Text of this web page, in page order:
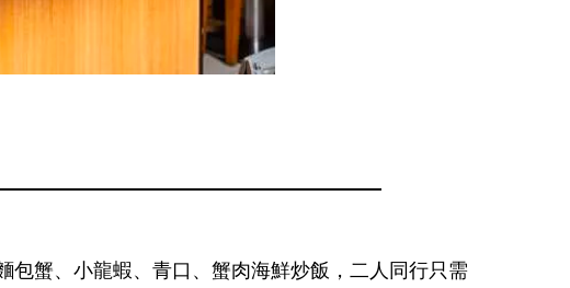
蟹、小龍蝦、青口、蟹肉海鮮炒飯，二人同行只需